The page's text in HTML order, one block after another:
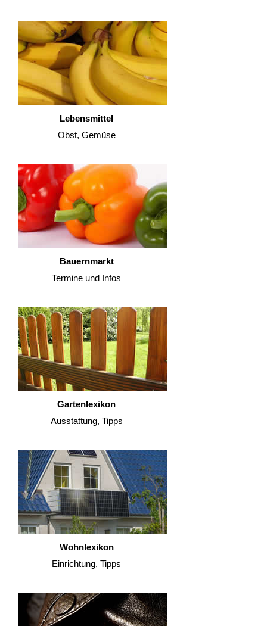
Lebensmittel
Obst, Gemüse
Bauernmarkt
Termine und Infos
Gartenlexikon
Ausstattung, Tipps
Wohnlexikon
Einrichtung, Tipps